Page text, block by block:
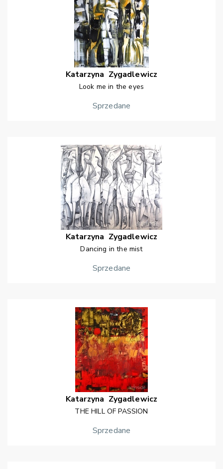
Katarzyna Zygadlewicz
Look me in the eyes
Sprzedane
Katarzyna Zygadlewicz
Dancing in the mist
Sprzedane
Katarzyna Zygadlewicz
THE HILL OF PASSION
Sprzedane